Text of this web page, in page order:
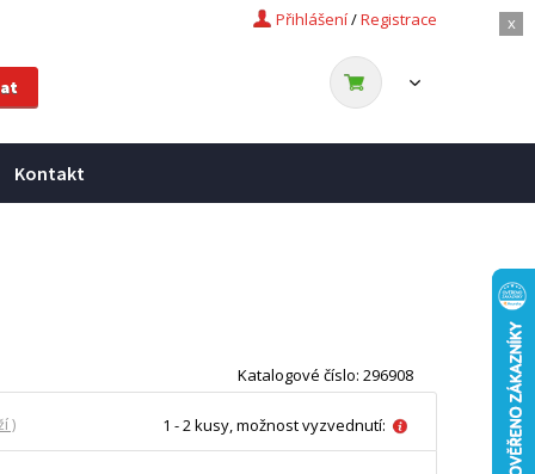
x
Registrace
/
Přihlášení
Kontakt
Katalogové číslo: 296908
) 1 - 2 kusy, možnost vyzvednutí: